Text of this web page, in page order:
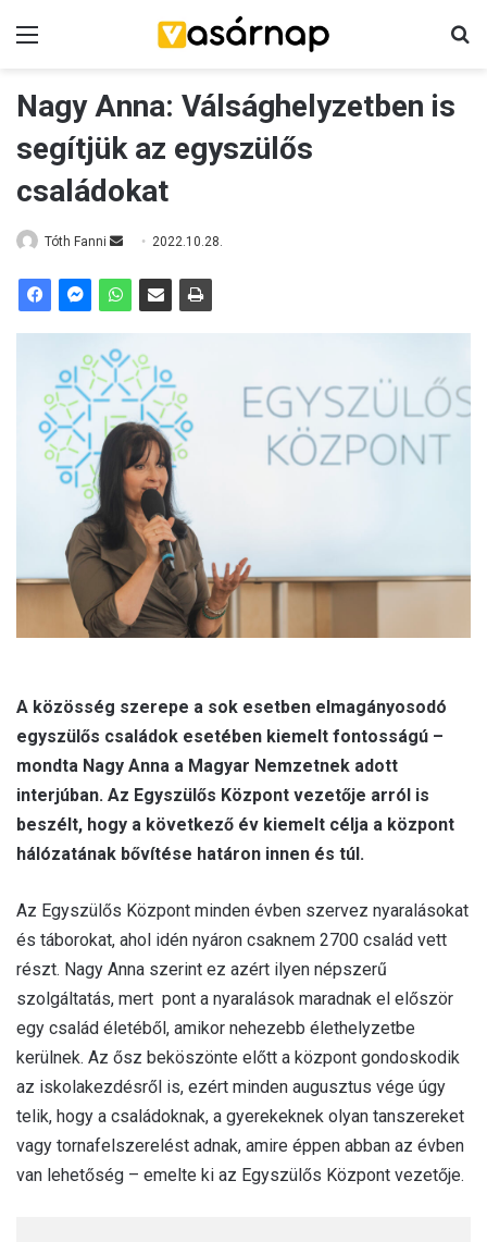
Nagy Anna: Válsághelyzetben is
segítjük az egyszülős
családokat
Tóth Fanni
e
m
a
i
l
2022.10.28.
A közösség szerepe a sok esetben elmagányosodó
egyszülős családok esetében kiemelt fontosságú –
mondta Nagy Anna a Magyar Nemzetnek adott
interjúban. Az Egyszülős Központ vezetője arról is
beszélt, hogy a következő év kiemelt célja a központ
hálózatának bővítése határon innen és túl.
Az Egyszülős Központ minden évben szervez nyaralásokat
és táborokat, ahol idén nyáron csaknem 2700 család vett
részt. Nagy Anna szerint ez azért ilyen népszerű
szolgáltatás, mert pont a nyaralások maradnak el először
egy család életéből, amikor nehezebb élethelyzetbe
kerülnek. Az ősz beköszönte előtt a központ gondoskodik
az iskolakezdésről is, ezért minden augusztus vége úgy
telik, hogy a családoknak, a gyerekeknek olyan tanszereket
vagy tornafelszerelést adnak, amire éppen abban az évben
van lehetőség – emelte ki az Egyszülős Központ vezetője.